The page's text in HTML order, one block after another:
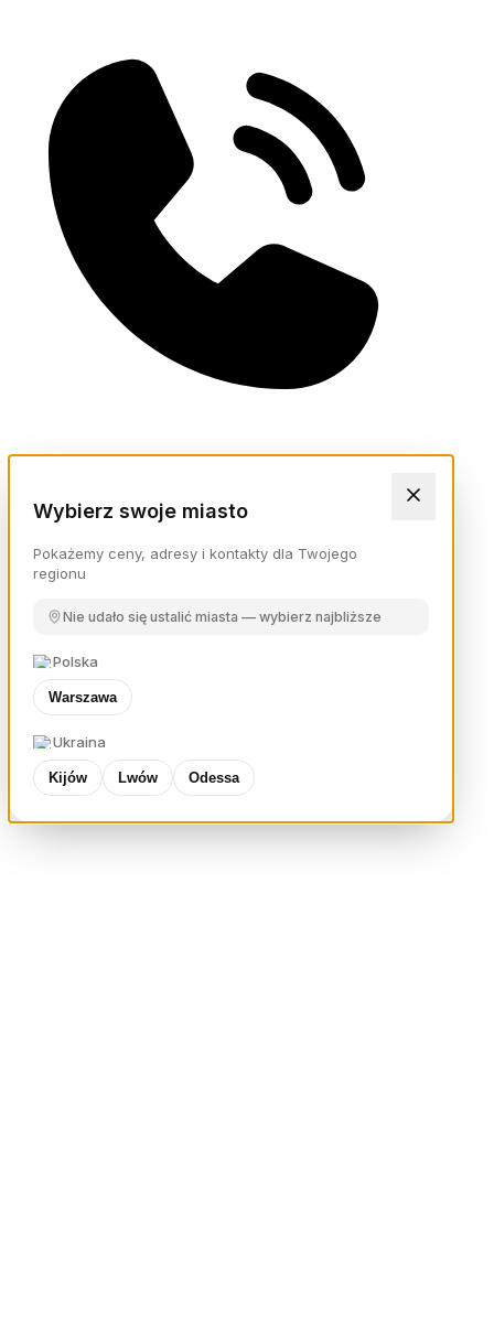
Wybierz swoje miasto
Pokażemy ceny, adresy i kontakty dla Twojego
regionu
Nie udało się ustalić miasta — wybierz najbliższe
Polska
Warszawa
Ukraina
Kijów Lwów Odessa